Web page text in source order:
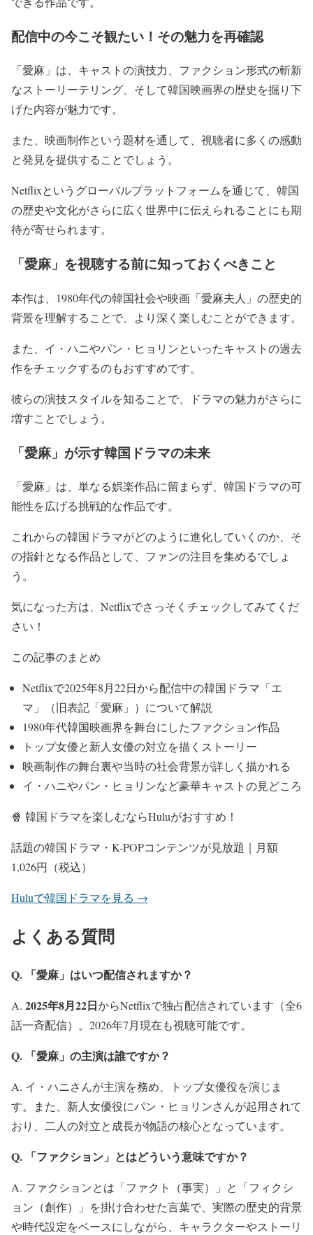
配信中の今こそ観たい！その魅力を再確認
「愛麻」は、キャストの演技力、ファクション形式の斬新
なストーリーテリング、そして韓国映画界の歴史を掘り下
げた内容が魅力です。
また、映画制作という題材を通して、視聴者に多くの感動
と発見を提供することでしょう。
Netflixというグローバルプラットフォームを通じて、韓国
の歴史や文化がさらに広く世界中に伝えられることにも期
待が寄せられます。
「愛麻」を視聴する前に知っておくべきこと
本作は、1980年代の韓国社会や映画「愛麻夫人」の歴史的
背景を理解することで、より深く楽しむことができます。
また、イ・ハニやパン・ヒョリンといったキャストの過去
作をチェックするのもおすすめです。
彼らの演技スタイルを知ることで、ドラマの魅力がさらに
増すことでしょう。
「愛麻」が示す韓国ドラマの未来
「愛麻」は、単なる娯楽作品に留まらず、韓国ドラマの可
能性を広げる挑戦的な作品です。
これからの韓国ドラマがどのように進化していくのか、そ
の指針となる作品として、ファンの注目を集めるでしょ
う。
気になった方は、Netflixでさっそくチェックしてみてくだ
さい！
この記事のまとめ
Netflixで2025年8月22日から配信中の韓国ドラマ「エ
マ」（旧表記「愛麻」）について解説
1980年代韓国映画界を舞台にしたファクション作品
トップ女優と新人女優の対立を描くストーリー
映画制作の舞台裏や当時の社会背景が詳しく描かれる
イ・ハニやパン・ヒョリンなど豪華キャストの見どころ
🍿 韓国ドラマを楽しむならHuluがおすすめ！
話題の韓国ドラマ・K-POPコンテンツが見放題｜月額
1,026円（税込）
Huluで韓国ドラマを見る →
よくある質問
Q. 「愛麻」はいつ配信されますか？
A. 2025年8月22日からNetflixで独占配信されています（全6
話一斉配信）。2026年7月現在も視聴可能です。
Q. 「愛麻」の主演は誰ですか？
A. イ・ハニさんが主演を務め、トップ女優役を演じま
す。また、新人女優役にパン・ヒョリンさんが起用されて
おり、二人の対立と成長が物語の核心となっています。
Q. 「ファクション」とはどういう意味ですか？
A. ファクションとは「ファクト（事実）」と「フィクシ
ョン（創作）」を掛け合わせた言葉で、実際の歴史的背景
や時代設定をベースにしながら、キャラクターやストーリ